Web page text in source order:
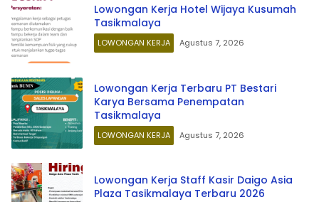
Lowongan Kerja Hotel Wijaya Kusumah
Tasikmalaya
LOWONGAN KERJA Agustus 7, 2026
Lowongan Kerja Terbaru PT Bestari
Karya Bersama Penempatan
Tasikmalaya
LOWONGAN KERJA Agustus 7, 2026
Lowongan Kerja Staff Kasir Daigo Asia
Plaza Tasikmalaya Terbaru 2026